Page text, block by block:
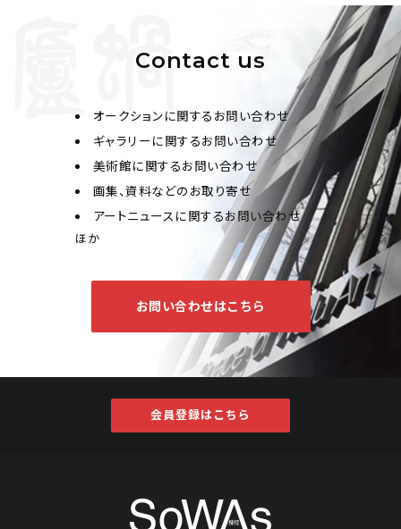
Contact us
オークションに関するお問い合わせ
ギャラリーに関するお問い合わせ
美術館に関するお問い合わせ
画集、資料などのお取り寄せ
アートニュースに関するお問い合わせ
ほか
お問い合わせはこちら
会員登録はこちら